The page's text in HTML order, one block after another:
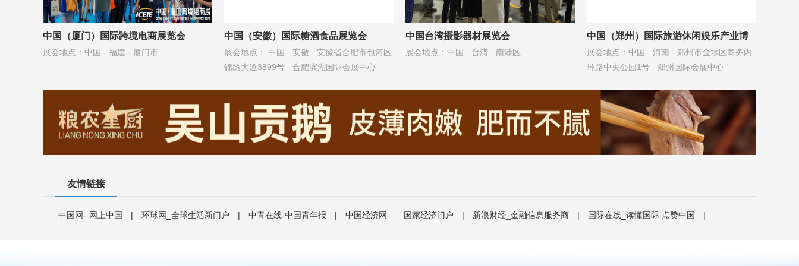
中国（厦门）国际跨境电商展览会
展会地点：中国 - 福建 - 厦门市
中国（安徽）国际糖酒食品展览会
CAWFF
展会地点： 中国 - 安徽 - 安徽省合肥市包河区
锦绣大道3899号 - 合肥滨湖国际会展中心
中国台湾摄影器材展览会
展会地点：中国 - 台湾 - 南港区
中国（郑州）国际旅游休闲娱乐产业博
览会 CAE
展会地点：中国 - 河南 - 郑州市金水区商务内
环路中央公园1号 - 郑州国际会展中心
友情链接
中国网--网上中国 | 环球网_全球生活新门户 | 中青在线-中国青年报 | 中国经济网——国家经济门户 | 新浪财经_金融信息服务商 | 国际在线_读懂国际 点赞中国 |